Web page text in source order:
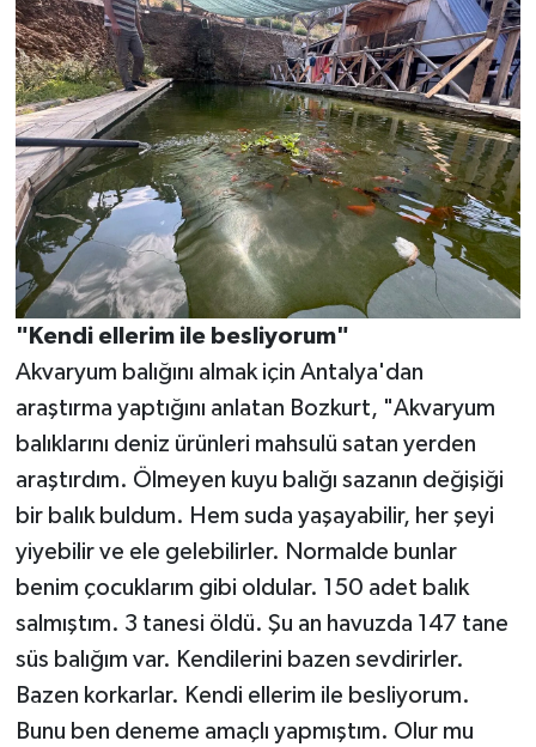
"Kendi ellerim ile besliyorum"
Akvaryum balığını almak için Antalya'dan
araştırma yaptığını anlatan Bozkurt, "Akvaryum
balıklarını deniz ürünleri mahsulü satan yerden
araştırdım. Ölmeyen kuyu balığı sazanın değişiği
bir balık buldum. Hem suda yaşayabilir, her şeyi
yiyebilir ve ele gelebilirler. Normalde bunlar
benim çocuklarım gibi oldular. 150 adet balık
salmıştım. 3 tanesi öldü. Şu an havuzda 147 tane
süs balığım var. Kendilerini bazen sevdirirler.
Bazen korkarlar. Kendi ellerim ile besliyorum.
Bunu ben deneme amaçlı yapmıştım. Olur mu